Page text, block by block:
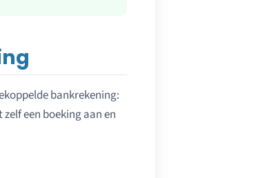
bankrekening:
een boeking aan en